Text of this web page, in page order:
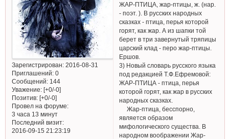
Зарегистрирован: 2016-08-31
Приглашений:0
Сообщений:144
Уважение: [+0/-0]
Позитив: [+0/-0]
Провел на форуме:
3 часа 13 минут
Последний визит:
2016-09-15 21:23:19
ЖАР-ПТИЦА, жар-птицы, ж. (нар.
- поэт. ). В русских народных
сказках - птица, перья которой
горят, как жар. А из шапки той
берет в три завернутый тряпицы
царский клад - перо жар-птицы.
Ершов.
3) Новый словарь русского языка
под редакцией Т.Ф.Ефремовой:
ЖАР-ПТИЦА - птица, перья
которой горят, как жар в русских
народных сказках.
Жар-птица, бесспорно,
является образом
мифологического существа. В
народном воображении Жар-